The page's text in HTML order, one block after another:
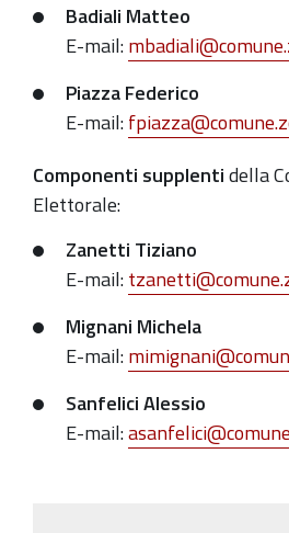
Badiali Matteo
E-mail:
Piazza Federico
E-mail:
Componenti supplentidella
Elettorale:
Zanetti Tiziano
E-mail:
Mignani Michela
E-mail:
Sanfelici Alessio
E-mail: